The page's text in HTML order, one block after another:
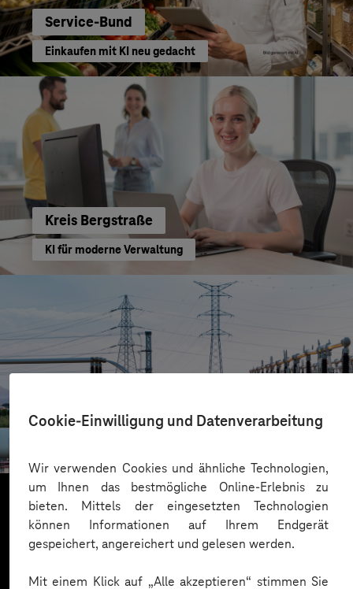
Cookie-Einwilligung und Datenverarbeitung
Wir verwenden Cookies und ähnliche Technologien,
um Ihnen das bestmögliche Online-Erlebnis zu
bieten. Mittels der eingesetzten Technologien
können Informationen auf Ihrem Endgerät
gespeichert, angereichert und gelesen werden.
Mit einem Klick auf „Alle akzeptieren“ stimmen Sie
Service-Bund
Einkaufen mit KI neu gedacht
Kreis Bergstraße
KI für moderne Verwaltung
HIGHVOLT Prüftechnik Dresden GmbH
Mehr laden